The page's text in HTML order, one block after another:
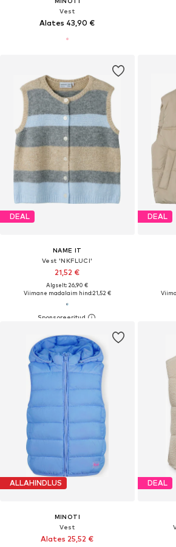
Vest
Alates 43,90 €
DEAL
NAME IT
Vest 'NKFLUCI'
21,52 €
Algselt: 26,90 €
Viimane madalaim hind:21,52 €
DEAL
ALLAHINDLUS
MINOTI
Vest
Alates 25,52 €
DEAL